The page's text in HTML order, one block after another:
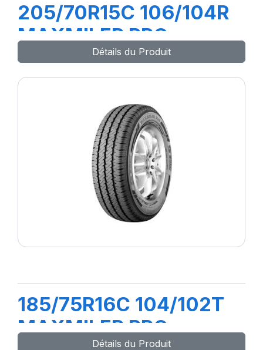
205/70R15C 106/104R
MAXMILER PRO
Détails du Produit
185/75R16C 104/102T
MAXMILER PRO
Détails du Produit